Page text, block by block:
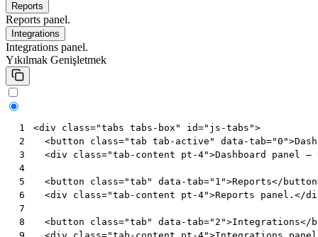
Reports
Reports panel.
Integrations
Integrations panel.
Yıkılmak Genişletmek
1
2
3
4
5
6
7
8
<div class="tabs tabs-box" id="js-tabs">
<button class="tab tab-active" data-tab="0">
<div class="tab-content pt-4">Dashboard panel
<button class="tab" data-tab="1">Reports</ button
<div class="tab-content pt-4">Reports panel. </
<button class="tab" data-tab="2">Integrations</